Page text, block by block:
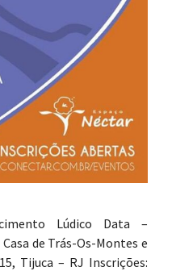
Lúdico Data –
de Trás-Os-Montes e
Tijuca – RJ Inscrições: